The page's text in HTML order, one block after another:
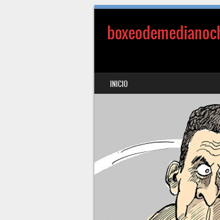
MENÚ
SALTAR AL CONTENIDO
INICIO